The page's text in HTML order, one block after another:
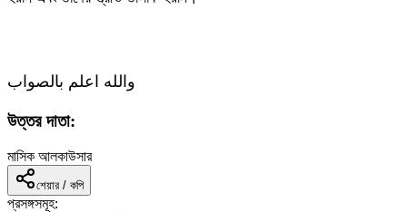
والله اعلم بالصواب
উত্তর দাতা:
মাসিক আলকাউসার
শেয়ার / কপি
প্রসঙ্গসমূহ: